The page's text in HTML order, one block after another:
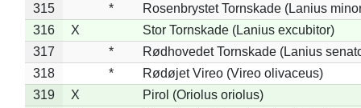
315
*
Rosenbrystet Tornskade (Lanius
316
X
Stor Tornskade (Lanius excubitor)
317
*
Rødhovedet Tornskade (Lanius
318
*
Rødøjet Vireo (Vireo olivaceus)
319
X
Pirol (Oriolus oriolus)